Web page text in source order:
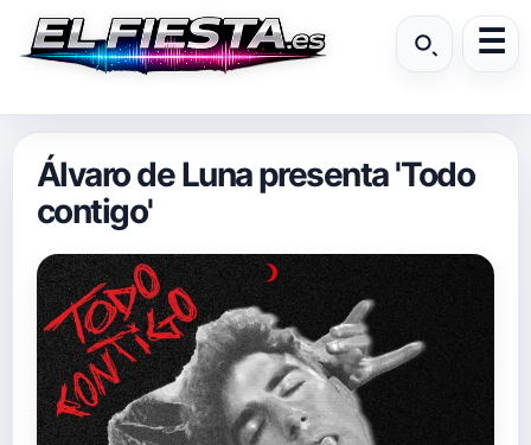
Álvaro de Luna presenta 'Todo
contigo'